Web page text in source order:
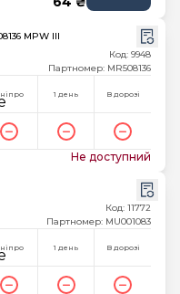
MPW III
Код: 9948
Партномер: MR508136
1 день В дорозі
Не доступний
Код: 11772
Партномер: MU001083
1 день В дорозі